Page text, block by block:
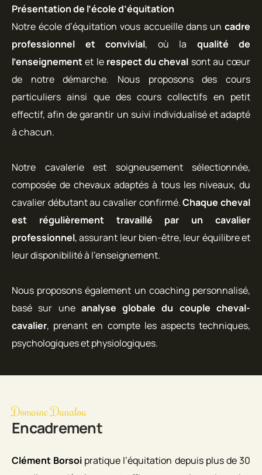
Présentation de l’école d’équitation
Notre école d’équitation vous accueille dans un cadre
professionnel et convivial, où la qualité de
l’enseignementet le respect du cheval sont au cœur
de notre démarche. Nous proposons des cours
particuliers ainsi que des cours collectifs en petit
effectif, afin de garantir un suivi individualisé et adapté
à chacun.
Notre cavalerie est soigneusement sélectionnée,
composée de chevaux adaptés à tous les niveaux, du
cavalier débutant au cavalier confirmé.Chaque cheval
est régulièrement travaillé par un cavalier
professionnel, assurant leur bien-être, leur équilibre et
leur disponibilité à l’enseignement.
Nous proposons également un coaching personnalisé,
basé sur une analyse globale du couple cheval-
cavalier, prenant en compte les aspects techniques,
psychologiques et physiologiques.
Domaine Danalou
Encadrement
Clément Borsoi pratique l’équitation depuis plus de 30